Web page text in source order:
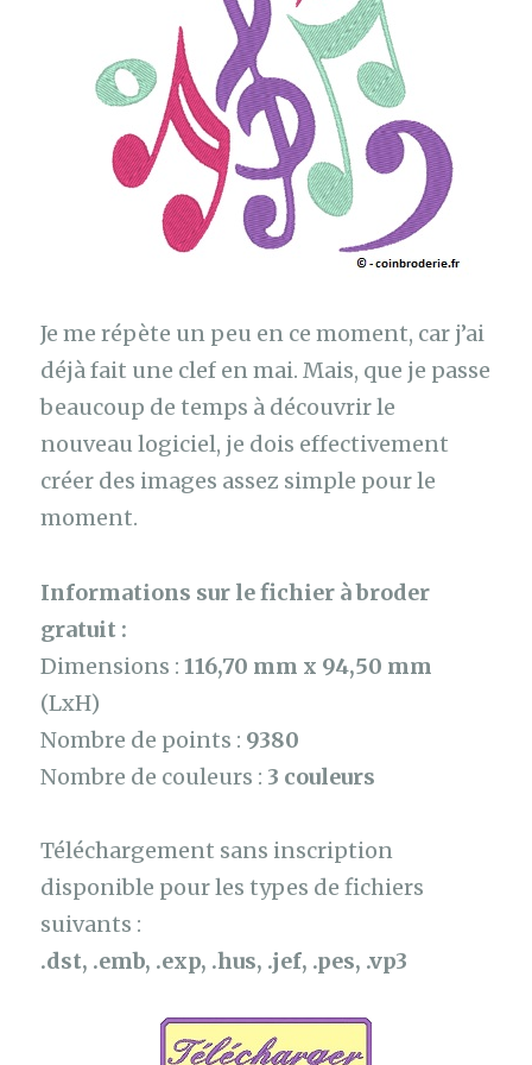
Je me répète un peu en ce moment, car j’ai
déjà fait une clef en mai. Mais, que je passe
beaucoup de temps à découvrir le
nouveau logiciel, je dois effectivement
créer des images assez simple pour le
moment.
Informations sur le fichier à broder
gratuit :
Dimensions :116,70 mm x 94,50 mm
(LxH)
Nombre de points : 9380
Nombre de couleurs : 3 couleurs
Téléchargement sans inscription
disponible pour les types de fichiers
suivants :
.dst, .emb, .exp, .hus, .jef, .pes, .vp3